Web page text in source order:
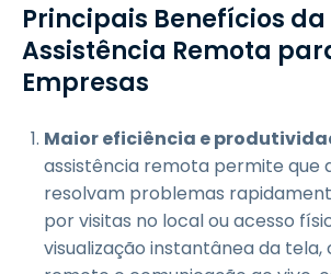
Principais Benefícios da
Assistência Remota
Empresas
Maior eficiência e
assistência remota permite que
resolvam problemas
por visitas no local ou acesso
visualização instantânea da